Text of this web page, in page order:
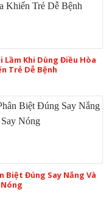
Lầm Khi Dùng Điều Hòa
Trẻ Dễ Bệnh
Biệt Đúng Say Nắng Và
Nóng